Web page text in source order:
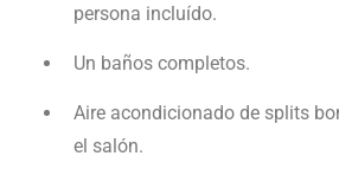
persona incluído.
Un baños completos.
Aire acondicionado de splits
el salón.